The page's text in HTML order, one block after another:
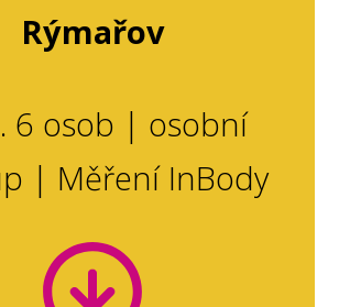
Rýmařov
6 osob | osobní
| Měření InBody